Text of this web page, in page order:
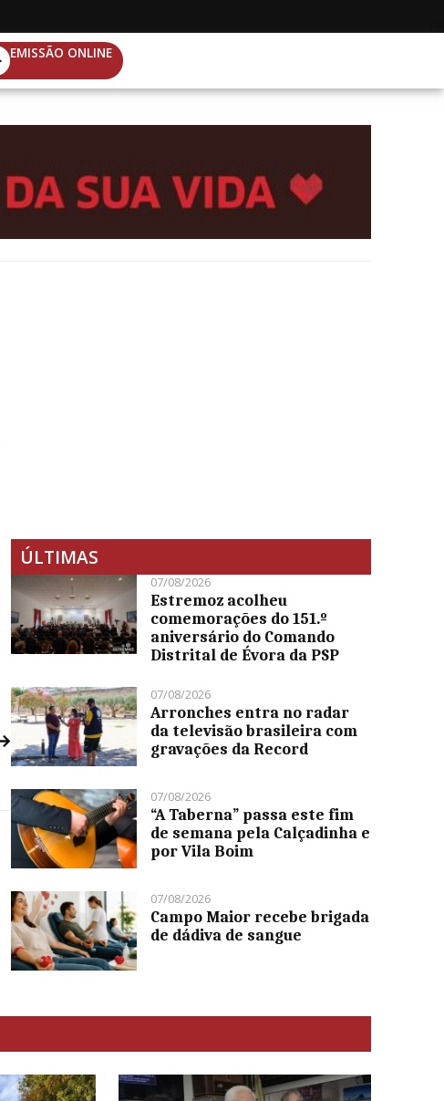
EMISSÃO ONLINE
ÚLTIMAS
07/08/2026
Estremoz acolheu
comemorações do 151.º
aniversário do Comando
Distrital de Évora da PSP
07/08/2026
Arronches entra no radar
da televisão brasileira com
gravações da Record
07/08/2026
“A Taberna” passa este fim
de semana pela Calçadinha e
por Vila Boim
07/08/2026
Campo Maior recebe brigada
de dádiva de sangue